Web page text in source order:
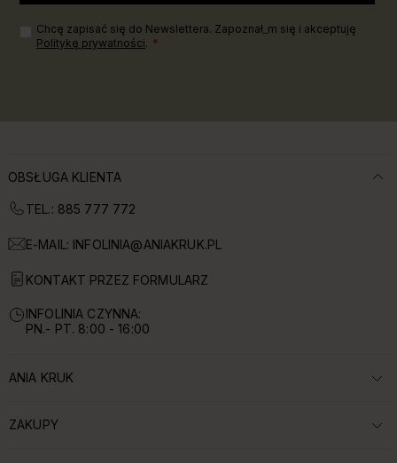
Chcę zapisać się do Newslettera. Zapoznał_m się i akceptuję
Politykę prywatności.
OBSŁUGA KLIENTA
TEL.: 885 777 772
E-MAIL: INFOLINIA@ANIAKRUK.PL
KONTAKT PRZEZ FORMULARZ
INFOLINIA CZYNNA:
PN.- PT. 8:00 - 16:00
ROZWIŃ SEKCJĘ:
ANIA KRUK
ROZWIŃ SEKCJĘ:
ZAKUPY